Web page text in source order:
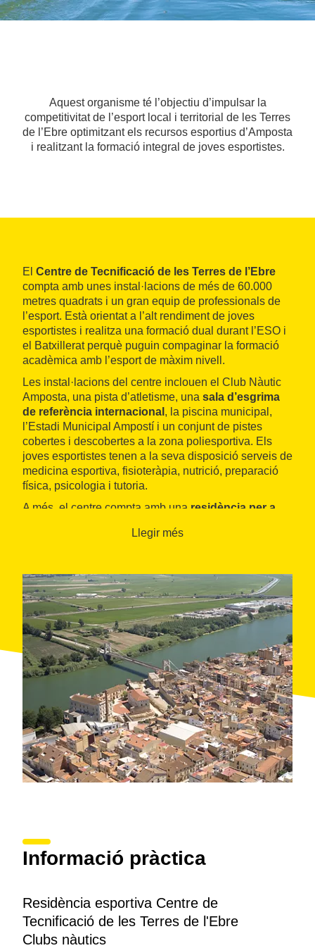
Aquest organisme té l’objectiu d’impulsar la
competitivitat de l’esport local i territorial de les Terres
de l’Ebre optimitzant els recursos esportius d’Amposta
i realitzant la formació integral de joves esportistes.
El Centre de Tecnificació de les Terres de l’Ebre
compta amb unes instal·lacions de més de 60.000
metres quadrats i un gran equip de professionals de
l’esport. Està orientat a l’alt rendiment de joves
esportistes i realitza una formació dual durant l’ESO i
el Batxillerat perquè puguin compaginar la formació
acadèmica amb l’esport de màxim nivell.
Les instal·lacions del centre inclouen el Club Nàutic
Amposta, una pista d’atletisme, una sala d’esgrima
de referència internacional , la piscina municipal,
l’Estadi Municipal Ampostí i un conjunt de pistes
cobertes i descobertes a la zona poliesportiva. Els
joves esportistes tenen a la seva disposició serveis de
medicina esportiva, fisioteràpia, nutrició, preparació
física, psicologia i tutoria.
A més, el centre compta amb una residència per a
Pot allotjar equips i esportistes durant la seva
biblioteca o connexió a Internet entre d’altres.
Llegir més
Informació pràctica
Residència esportiva Centre de
Tecnificació de les Terres de l'Ebre
Clubs nàutics